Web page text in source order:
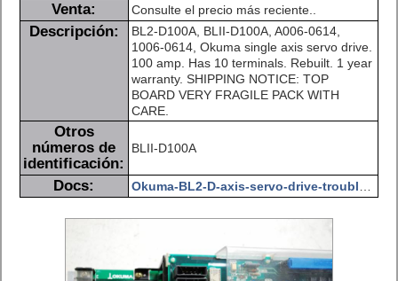
Venta: Consulte el precio más reciente..
Descripción:
BL2-D100A, BLII-D100A, A006-0614,
1006-0614, Okuma single axis servo drive.
100 amp. Has 10 terminals. Rebuilt. 1 year
warranty. SHIPPING NOTICE: TOP
BOARD VERY FRAGILE PACK WITH
CARE.
Otros
números de
identificación:
BLII-D100A
Docs: